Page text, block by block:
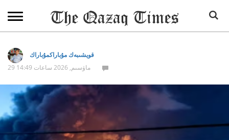
قويشىبەك مۇباراكمۇباراك
29 ماۋسىم, 2026 ساعات 14:49